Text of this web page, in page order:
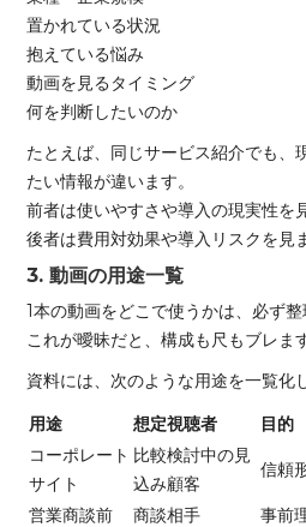
置かれている状況
抱えている悩み
動画を見るタイミング
何を判断したいのか
たとえば、同じサービス紹介でも、
たい情報が違います。
前者は使いやすさや導入の現実性を
後者は費用対効果や導入リスクを見
3. 動画の用途一覧
1本の動画をどこで使うかは、必ず整
これが曖昧だと、構成も尺もブレます
資料には、次のような用途を一覧化
用途
想定視聴者 目的
コーポレート
サイト
比較検討中の見
込み顧客
信頼
営業商談前 商談相手 事前